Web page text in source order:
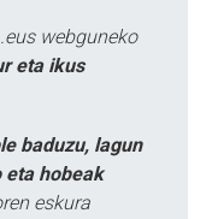
webguneko
eta ikus
baduzu, lagun
eta hobeak
eskura